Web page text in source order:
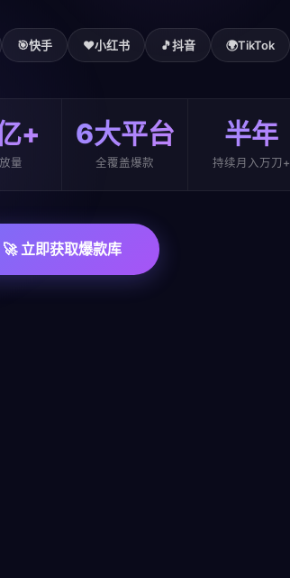
🎯快手 ❤️小红书 🎵抖音 🌍TikTok
+
量
6大平台
全覆盖爆款
半年
持续月入万刀+
🚀 立即获取爆款库